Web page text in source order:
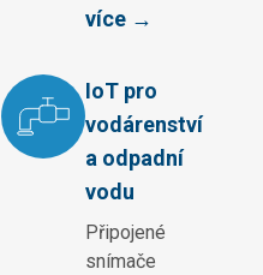
více →
IoT pro
vodárenství
a odpadní
vodu
Připojené
snímače